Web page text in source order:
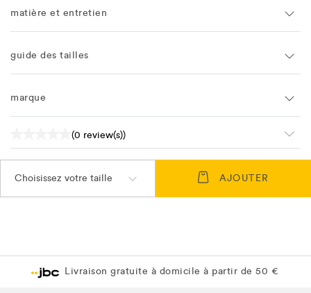
matière et entretien
guide des tailles
marque
(0 review(s))
Choisissez votre taille AJOUTER
Livraison gratuite à domicile à partir de 50 €